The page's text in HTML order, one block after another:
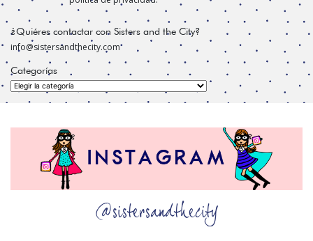
¿Quiéres contactar con Sisters and the City?
info@sistersandthecity.com
Categorías
Categorías
@sistersandthecity